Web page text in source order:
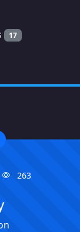
17
263